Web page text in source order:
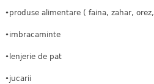
•produse alimentare ( faina, zahar,
•imbracaminte
•lenjerie de pat
•jucarii